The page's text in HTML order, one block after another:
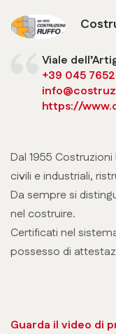
Viale
+39 045
https://
Dal 1955
civili e industriali,
Da sempre si
nel costruire.
Certificati nel
possesso di
Guarda il video di